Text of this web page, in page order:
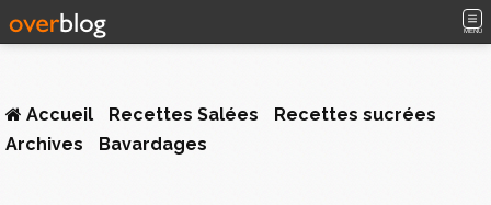
MENU
Accueil Recettes Salées
Recettes sucrées
Archives
Bavardages